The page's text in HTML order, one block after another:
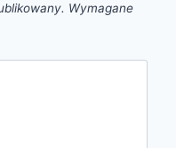
Wymagane